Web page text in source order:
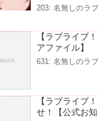
203: 名無しのラ
【ラブライブ
アファイル】
631: 名無しのラ
【ラブライブ
せ！【公式お知